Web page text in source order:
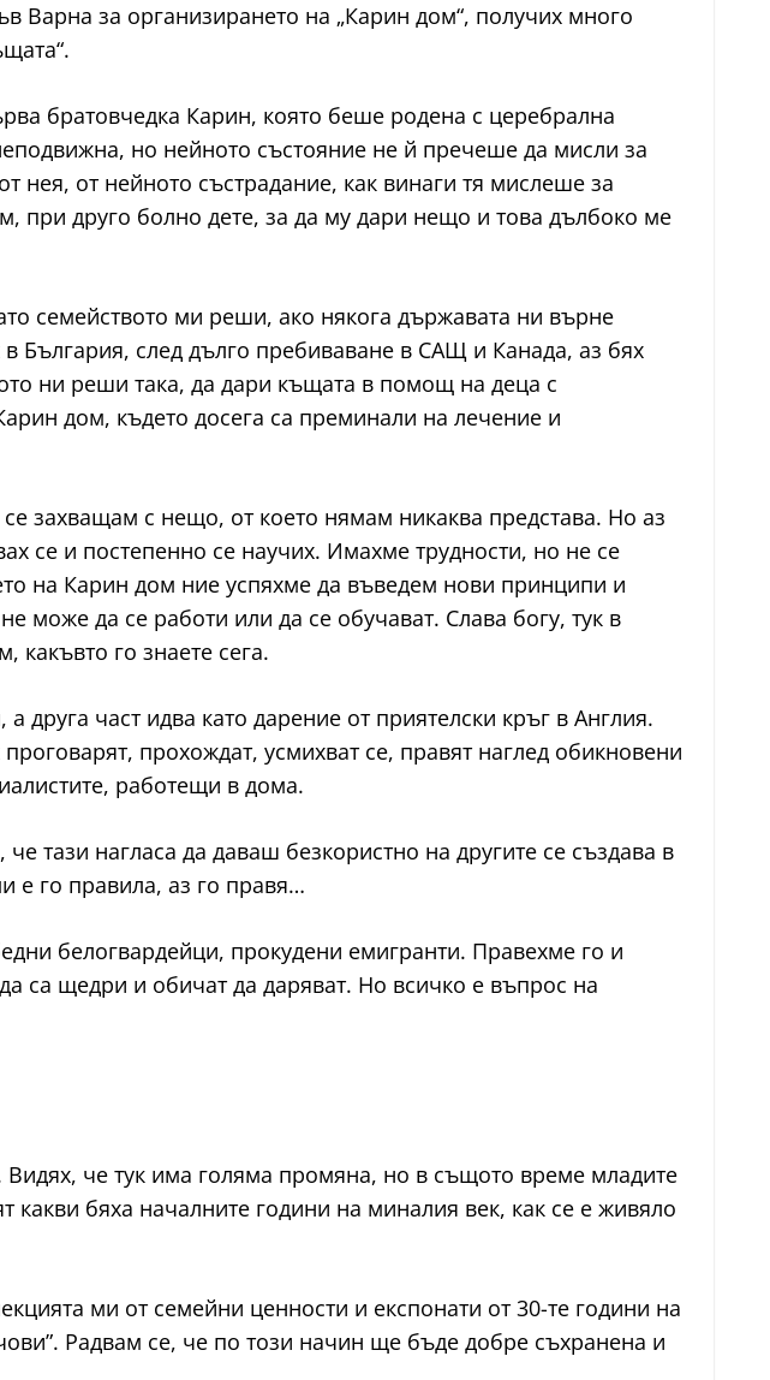
Варна за организирането на „Карин дом“, получих много
братовчедка Карин, която беше родена с церебрална
но нейното състояние не й пречеше да мисли за
нея, от нейното състрадание, как винаги тя мислеше за
при друго болно дете, за да му дари нещо и това дълбоко ме
семейството ми реши, ако някога държавата ни върне
България, след дълго пребиваване в САЩ и Канада, аз бях
ни реши така, да дари къщата в помощ на деца с
дом, където досега са преминали на лечение и
захващам с нещо, от което нямам никаква представа. Но аз
се и постепенно се научих. Имахме трудности, но не се
на Карин дом ние успяхме да въведем нови принципи и
може да се работи или да се обучават. Слава богу, тук в
го знаете сега.
част идва като дарение от приятелски кръг в Англия.
прохождат, усмихват се, правят наглед обикновени
работещи в дома.
тази нагласа да даваш безкористно на другите се създава в
е го правила, аз го правя…
белогвардейци, прокудени емигранти. Правехме го и
са щедри и обичат да даряват. Но всичко е въпрос на
Видях, че тук има голяма промяна, но в същото време младите
какви бяха началните години на миналия век, как се е живяло
ми от семейни ценности и експонати от 30-те години на
Радвам се, че по този начин ще бъде добре съхранена и